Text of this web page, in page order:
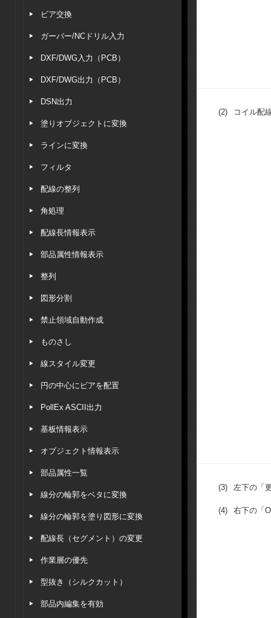
ビア交換
ガーバー/NCドリル入力
DXF/DWG入力（PCB）
DXF/DWG出力（PCB）
DSN出力
塗りオブジェクトに変換
ラインに変換
フィルタ
配線の整列
角処理
配線長情報表示
部品属性情報表示
整列
図形分割
禁止領域自動作成
ものさし
線スタイル変更
円の中心にビアを配置
PollEx ASCII出力
基板情報表示
オブジェクト情報表示
部品属性一覧
線分の輪郭をベタに変換
線分の輪郭を塗り図形に変換
配線長（セグメント）の変更
作業層の優先
型抜き（シルクカット）
部品内編集を有効
(2) コイル配
(3) 左下の「
(4) 右下の「